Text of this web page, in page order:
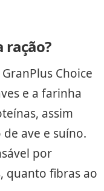
ração?
Choice
e a farinha
assim
ave e suíno.
por
quanto fibras ao